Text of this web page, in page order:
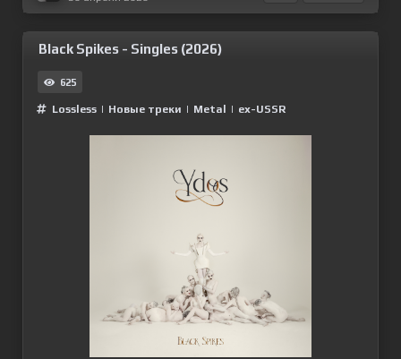
Black Spikes - Singles (2026)
625
Lossless | Новые треки | Metal | ex-USSR